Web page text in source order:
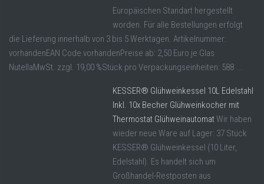
Europäischen Standart hergestellt
worden. Für alle Bestellungen erfolgt
die Lieferung innerhalb von 3 bis 5 Werktagen. Artikelnummer:
vorhandenEAN Code vorhandenPreise ab: 2,50 Euro je Glas
NutellaMwSt. zzgl. 19,00 %Stück pro Verpackungseinheiten: 588 ...
KESSER® Glühweinkessel 10L Edelstahl
Inkl. 10x Becher Glühweinkocher mit
Thermostat GlühweinautomatWir haben
wieder neue Ware auf Lager: 37 Stück
KESSER® Glühweinkessel (10 Liter,
Edelstahl). Es handelt sich um
Großhandel-Restposten aus